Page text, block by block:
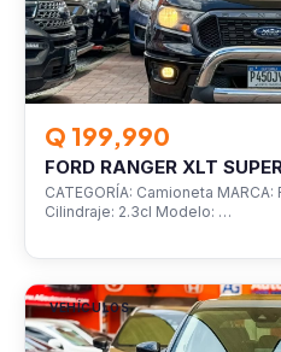
Q 199,990
FORD RANGER XLT
CATEGORÍA: Camioneta
Cilindraje: 2.3cl Modelo: …
VEHÍCULOS